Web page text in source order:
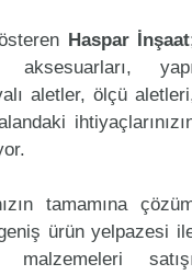
Haspar İnşaat
aletler, ölçü
tamamına
ürün yelpazesi
malzemeleri